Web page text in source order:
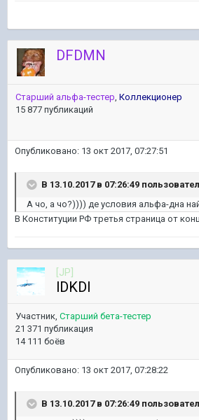
DFDMN
Старший альфа-тестер, Коллекционер
15 877 публикаций
Опубликовано: 13 окт 2017, 07:27:51
В 13.10.2017 в 07:26:49
А чо, а чо?)))) де условия альфа-дна
В Конституции РФ третья страница от
[JP]
lDKDl
Участник, Старший бета-тестер
21 371 публикация
14 111 боёв
Опубликовано: 13 окт 2017, 07:28:22
В 13.10.2017 в 07:26:49